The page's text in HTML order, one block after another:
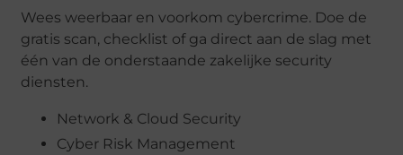
Wees weerbaar en voorkom cybercrime. Doe de
gratis scan, checklist of ga direct aan de slag met
één van de onderstaande zakelijke security
diensten.
Network & Cloud Security
Cyber Risk Management